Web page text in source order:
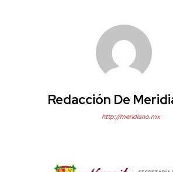
Redacción De
http://meridiano.mx